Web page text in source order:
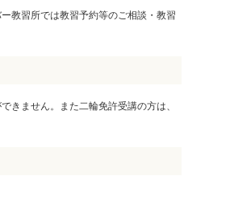
教習所では教習予約等のご相談・教習
きません。また二輪免許受講の方は、